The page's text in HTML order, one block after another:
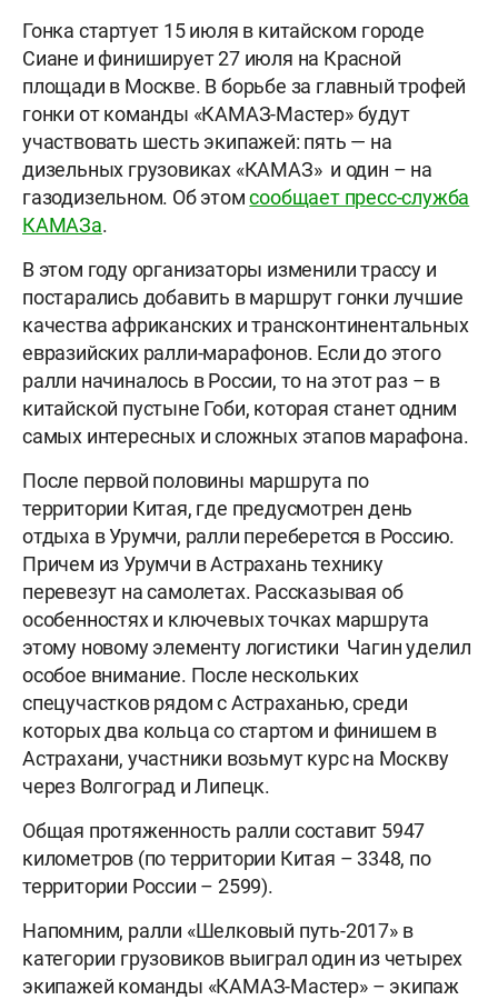
Гонка стартует 15 июля в китайском городе
Сиане и финиширует 27 июля на Красной
площади в Москве. В борьбе за главный трофей
гонки от команды «КАМАЗ-Мастер» будут
участвовать шесть экипажей: пять — на
дизельных грузовиках «КАМАЗ» и один – на
газодизельном. Об этомсообщает пресс-служба
КАМАЗа.
В этом году организаторы изменили трассу и
постарались добавить в маршрут гонки лучшие
качества африканских и трансконтинентальных
евразийских ралли-марафонов. Если до этого
ралли начиналось в России, то на этот раз – в
китайской пустыне Гоби, которая станет одним
самых интересных и сложных этапов марафона.
После первой половины маршрута по
территории Китая, где предусмотрен день
отдыха в Урумчи, ралли переберется в Россию.
Причем из Урумчи в Астрахань технику
перевезут на самолетах. Рассказывая об
особенностях и ключевых точках маршрута
этому новому элементу логистики Чагин уделил
особое внимание. После нескольких
спецучастков рядом с Астраханью, среди
которых два кольца со стартом и финишем в
Астрахани, участники возьмут курс на Москву
через Волгоград и Липецк.
Общая протяженность ралли составит 5947
километров (по территории Китая – 3348, по
территории России – 2599).
Напомним, ралли «Шелковый путь-2017» в
категории грузовиков выиграл один из четырех
экипажей команды «КАМАЗ-Мастер» – экипаж